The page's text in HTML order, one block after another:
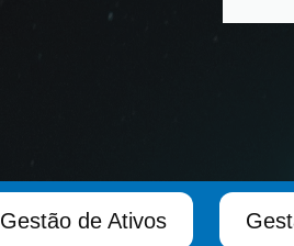
Gestão de Ativos